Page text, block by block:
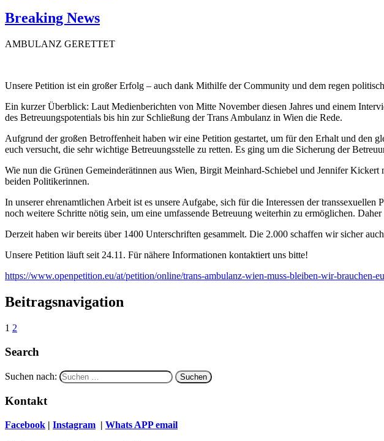
Breaking News
AMBULANZ GERETTET
Unsere Petition ist ein großer Erfolg – auch dank Mithilfe der Community und dem regen
Ein kurzer Überblick: Laut Medienberichten von Mitte November diesen Jahres und einem
des Betreuungspotentials bis hin zur Schließung der Trans Ambulanz in Wien die Rede.
Aufgrund der großen Betroffenheit haben wir eine Petition gestartet, um für den Erhalt und den
euch versucht, die sehr wichtige Betreuungsstelle zu retten. Es ging um die Sicherung der
Wie nun die Grünen Gemeinderätinnen aus Wien, Birgit Meinhard-Schiebel und Jennifer
beiden Politikerinnen.
In unserer ehrenamtlichen Arbeit ist es unsere Aufgabe, sich für die Interessen der
noch weitere Schritte nötig sein, um eine umfassende Betreuung weiterhin zu ermöglichen.
Derzeit haben wir bereits über 1400 Unterschriften gesammelt. Die 2.000 schaffen wir sicher
Unsere Petition läuft seit 24.11. Für nähere Informationen kontaktiert uns bitte!
https://www.openpetition.eu/at/petition/online/trans-ambulanz-wien-muss-bleiben-wir-brauchen-
Beitragsnavigation
1 2
Search
Suchen nach:
Kontakt
Facebook | Instagram | Whats APPemail